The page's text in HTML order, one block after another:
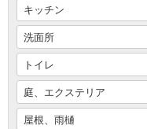
キッチン
洗面所
トイレ
庭、エクステリア
屋根、雨樋